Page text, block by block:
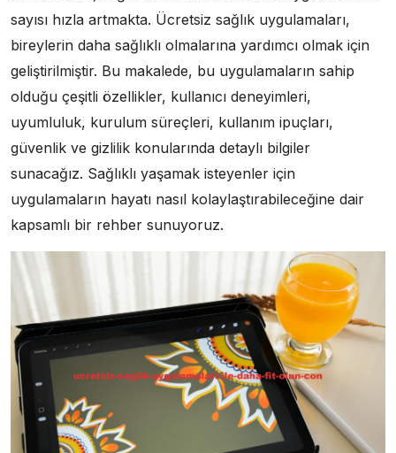
sayısı hızla artmakta. Ücretsiz sağlık uygulamaları,
bireylerin daha sağlıklı olmalarına yardımcı olmak için
geliştirilmiştir. Bu makalede, bu uygulamaların sahip
olduğu çeşitli özellikler, kullanıcı deneyimleri,
uyumluluk, kurulum süreçleri, kullanım ipuçları,
güvenlik ve gizlilik konularında detaylı bilgiler
sunacağız. Sağlıklı yaşamak isteyenler için
uygulamaların hayatı nasıl kolaylaştırabileceğine dair
kapsamlı bir rehber sunuyoruz.